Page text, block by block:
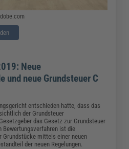
Neue
und neue Grundsteuer C
entschieden hatte, dass das
der Grundsteuer
das Gesetz zur Grundsteuer
Bewertungsverfahren ist die
Grundstücke mittels einer neuen
der neuen Regelungen.